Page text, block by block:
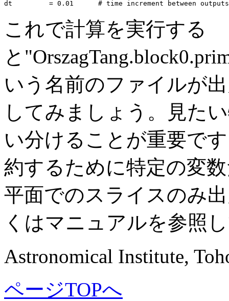
これで計算を実行する
と
いう名前のファイルが
してみましょう。見た
い分けることが重要で
約するために特定の変
平面でのスライスのみ
くはマニュアルを参照
Astronomical Institute,
ページTOPへ